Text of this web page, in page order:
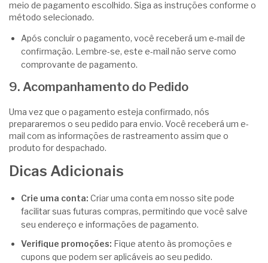
meio de pagamento escolhido. Siga as instruções conforme o
método selecionado.
Após concluir o pagamento, você receberá um e-mail de
confirmação. Lembre-se, este e-mail não serve como
comprovante de pagamento.
9. Acompanhamento do Pedido
Uma vez que o pagamento esteja confirmado, nós
prepararemos o seu pedido para envio. Você receberá um e-
mail com as informações de rastreamento assim que o
produto for despachado.
Dicas Adicionais
Crie uma conta: Criar uma conta em nosso site pode
facilitar suas futuras compras, permitindo que você salve
seu endereço e informações de pagamento.
Verifique promoções: Fique atento às promoções e
cupons que podem ser aplicáveis ao seu pedido.